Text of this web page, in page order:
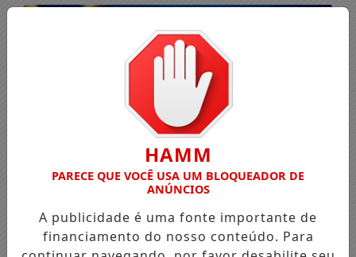
HAMM
PARECE QUE VOCÊ USA UM BLOQUEADOR DE
ANÚNCIOS
A publicidade é uma fonte importante de
financiamento do nosso conteúdo. Para